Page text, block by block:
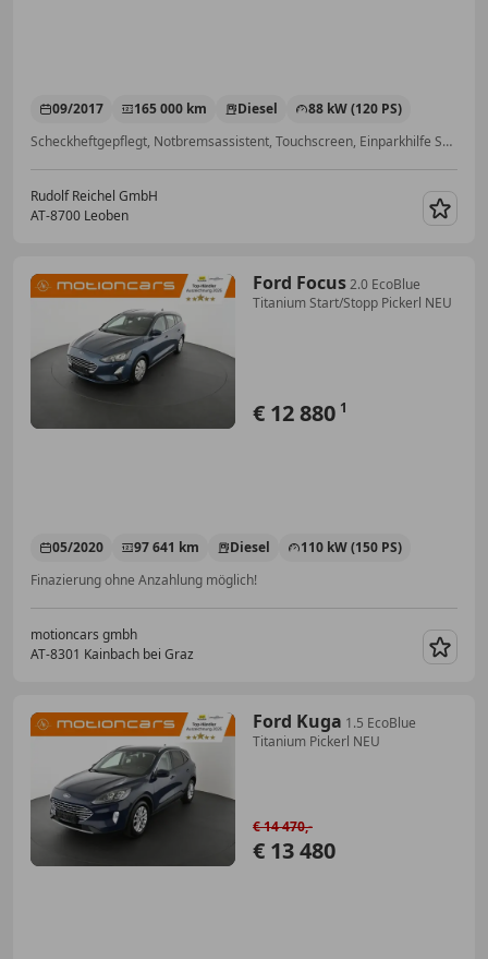
09/2017 165 000 km Diesel
88 kW (120 PS)
Scheckheftgepflegt, Notbremsassistent, Touchscreen, Einparkhilfe Sensoren vorne, Einparkhilfe Sensoren hinten, 2-Zonen-Klimaautomatik, Multifunktionslenkrad, Navigationssystem
Rudolf Reichel GmbH
AT-8700 Leoben
Ford Focus2.0 EcoBlue
Titanium Start/Stopp Pickerl NEU
€ 12 880 1
05/2020 97 641 km Diesel
110 kW (150 PS)
Finazierung ohne Anzahlung möglich!
motioncars gmbh
AT-8301 Kainbach bei Graz
Ford Kuga 1.5 EcoBlue
Titanium Pickerl NEU
€ 13 480
€ 14 470,-